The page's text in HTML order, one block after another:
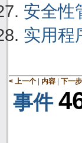
安全性
实用程
< 上一个 | 内容 | 下一
事件